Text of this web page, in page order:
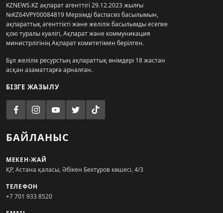
KZNEWS.KZ ақпарат агенттігі 29.12.2023 жылғы
№KZ64VPY00084819 Мерзімді баспасөз басылымын,
ақпараттық агенттікті және желілік басылымды есепке
қою туралы куәлігі, Ақпарат және коммуникация
министрлігінің Ақпарат комитетімен берілген.
Бұл желілік ресурстың ақпараттық өнімдері 18 жастан
асқан азаматтарға арналған.
БІЗГЕ ЖАЗЫЛУ
БАЙЛАНЫС
МЕКЕН-ЖАЙ
ҚР, Астана қаласы, Әбікен Бектұров көшесі, 4/3
ТЕЛЕФОН
+7 701 933 8520